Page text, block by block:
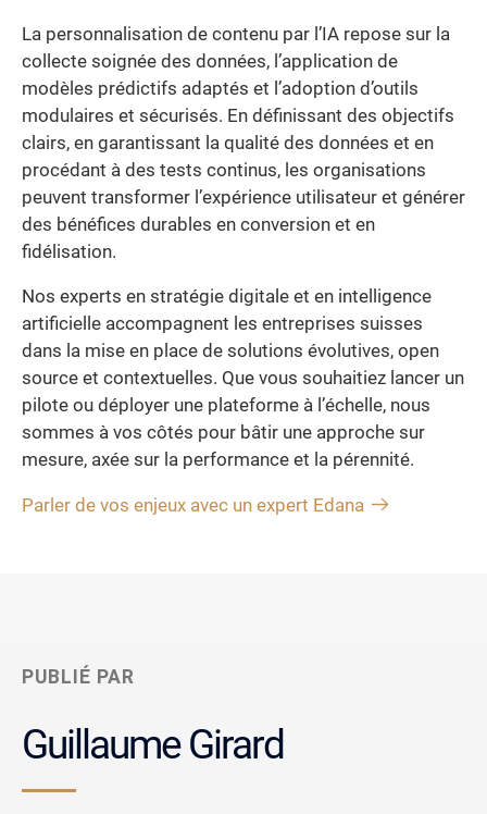
La personnalisation de contenu par l’IA repose sur la
collecte soignée des données, l’application de
modèles prédictifs adaptés et l’adoption d’outils
modulaires et sécurisés. En définissant des objectifs
clairs, en garantissant la qualité des données et en
procédant à des tests continus, les organisations
peuvent transformer l’expérience utilisateur et générer
des bénéfices durables en conversion et en
fidélisation.
Nos experts en stratégie digitale et en intelligence
artificielle accompagnent les entreprises suisses
dans la mise en place de solutions évolutives, open
source et contextuelles. Que vous souhaitiez lancer un
pilote ou déployer une plateforme à l’échelle, nous
sommes à vos côtés pour bâtir une approche sur
mesure, axée sur la performance et la pérennité.
Parler de vos enjeux avec un expert Edana
PUBLIÉ PAR
Guillaume Girard